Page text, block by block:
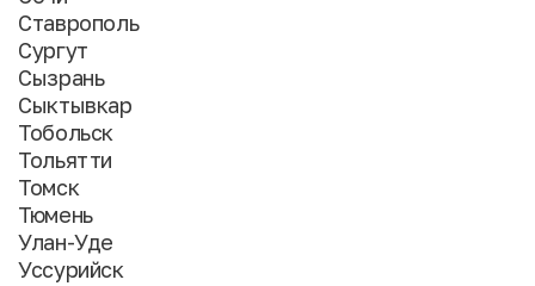
Ставрополь
Сургут
Сызрань
Сыктывкар
Тобольск
Тольятти
Томск
Тюмень
Улан-Уде
Уссурийск